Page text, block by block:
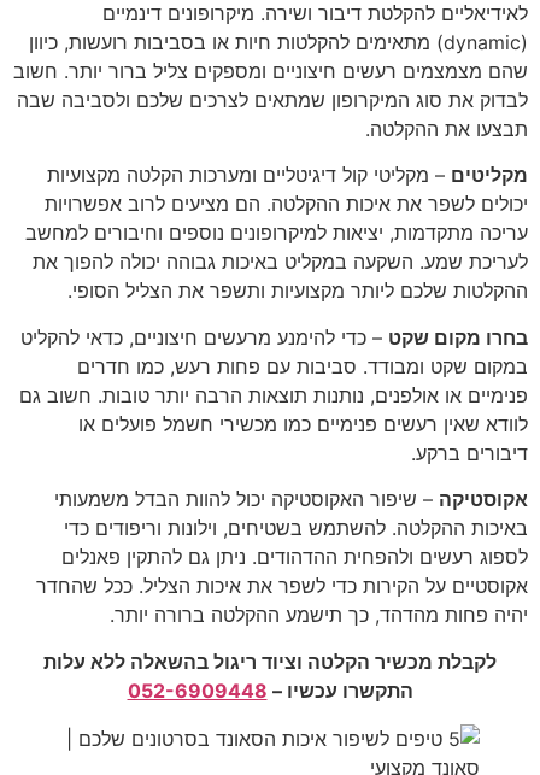
לאידיאליים להקלטת דיבור ושירה. מיקרופונים דינמיים
(dynamic) מתאימים להקלטות חיות או בסביבות רועשות, כיוון
שהם מצמצמים רעשים חיצוניים ומספקים צליל ברור יותר. חשוב
לבדוק את סוג המיקרופון שמתאים לצרכים שלכם ולסביבה שבה
תבצעו את ההקלטה.
מקליטים – מקליטי קול דיגיטליים ומערכות הקלטה מקצועיות
יכולים לשפר את איכות ההקלטה. הם מציעים לרוב אפשרויות
עריכה מתקדמות, יציאות למיקרופונים נוספים וחיבורים למחשב
לעריכת שמע. השקעה במקליט באיכות גבוהה יכולה להפוך את
ההקלטות שלכם ליותר מקצועיות ותשפר את הצליל הסופי.
בחרו מקום שקט – כדי להימנע מרעשים חיצוניים, כדאי להקליט
במקום שקט ומבודד. סביבות עם פחות רעש, כמו חדרים
פנימיים או אולפנים, נותנות תוצאות הרבה יותר טובות. חשוב גם
לוודא שאין רעשים פנימיים כמו מכשירי חשמל פועלים או
דיבורים ברקע.
אקוסטיקה – שיפור האקוסטיקה יכול להוות הבדל משמעותי
באיכות ההקלטה. להשתמש בשטיחים, וילונות וריפודים כדי
לספוג רעשים ולהפחית ההדהודים. ניתן גם להתקין פאנלים
אקוסטיים על הקירות כדי לשפר את איכות הצליל. ככל שהחדר
יהיה פחות מהדהד, כך תישמע ההקלטה ברורה יותר.
לקבלת מכשיר הקלטה וציוד ריגול בהשאלה ללא עלות
התקשרו עכשיו – 052-6909448